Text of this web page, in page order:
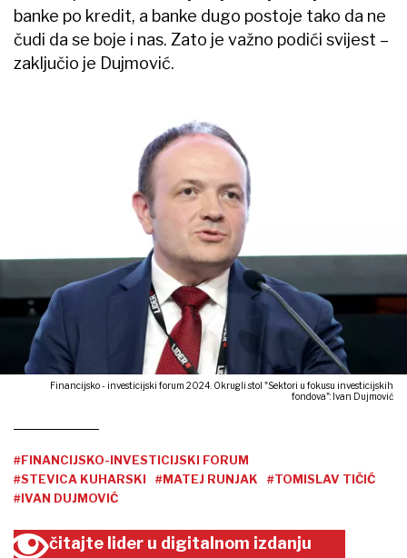
banke po kredit, a banke dugo postoje tako da ne
čudi da se boje i nas. Zato je važno podići svijest –
zaključio je Dujmović.
Financijsko - investicijski forum 2024. Okrugli stol "Sektori u fokusu investicijskih
fondova": Ivan Dujmović
#FINANCIJSKO-INVESTICIJSKI FORUM
#STEVICA KUHARSKI
#MATEJ RUNJAK
#TOMISLAV TIČIĆ
#IVAN DUJMOVIĆ
čitajte lider u digitalnom izdanju